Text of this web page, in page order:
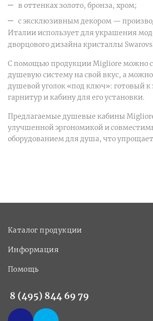
в оттенках золото, бронза, хром;
с эксклюзивным декором —
Италии использует для украшения
дворцового дизайна кристаллы
С помощью продукции Migliore можно
душевую систему на свой вкус, а
душевой уголок «под ключ»: готовый к
гарнитур и кабину для его установки.
Предлагаемые душевые кабины
улучшенной эргономикой и
оборудованием для душа, что
Каталог продукции
Информация
Помощь
8 (495) 844 69 79